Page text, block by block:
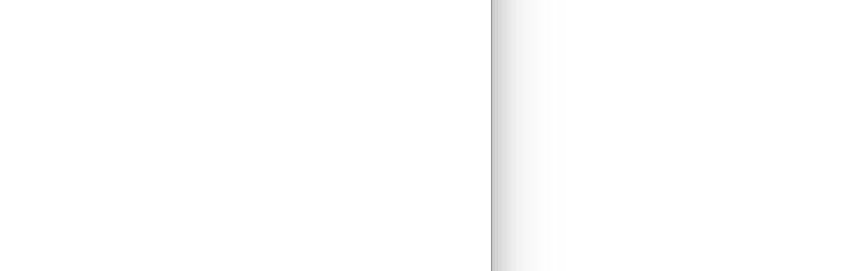
phân khúc, Sportage
sở hữu Kia Sportage
khác biệt từ những